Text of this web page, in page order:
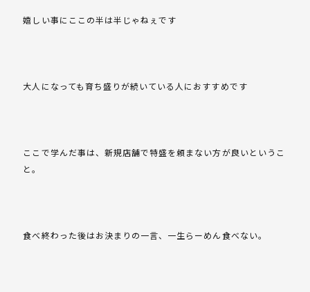
嬉しい事にここの半は半じゃねぇです
大人になっても育ち盛りが続いている人におすすめです
ここで学んだ事は、新規店舗で特盛を頼まない方が良いというこ
と。
食べ終わった後はお決まりの一言、一生らーめん食べない。